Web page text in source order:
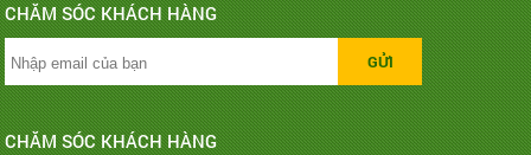
CHĂM SÓC KHÁCH HÀNG
CHĂM SÓC KHÁCH HÀNG